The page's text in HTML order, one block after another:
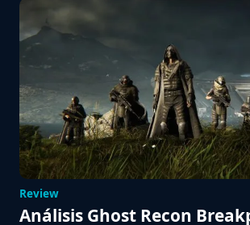
Review
Análisis Ghost Recon